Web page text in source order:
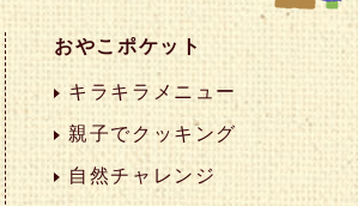
おやこポケット
キラキラメニュー
親子でクッキング
自然チャレンジ